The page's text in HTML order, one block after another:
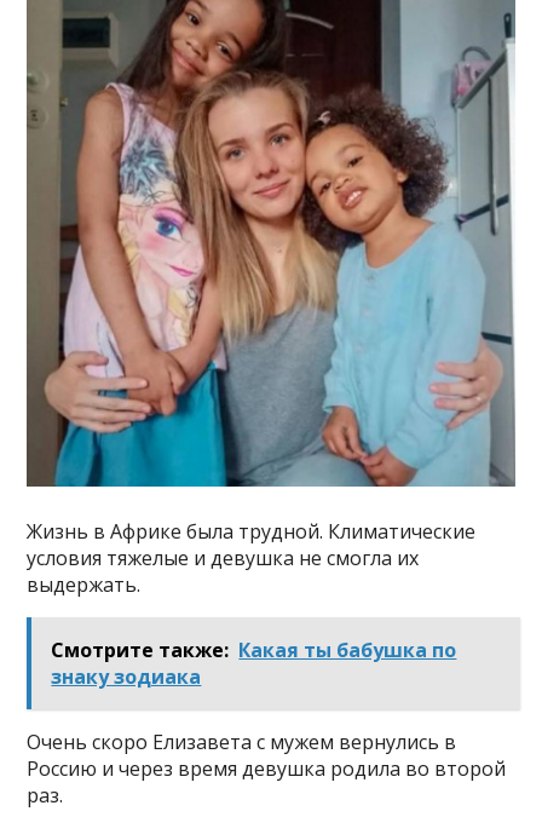
Жизнь в Африке была трудной. Климатические
условия тяжелые и девушка не смогла их
выдержать.
Смотрите также: Какая ты бабушка по
знаку зодиака
Очень скоро Елизавета с мужем вернулись в
Россию и через время девушка родила во второй
раз.